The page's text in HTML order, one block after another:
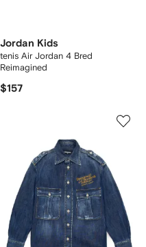
Jordan Kids
tenis Air Jordan 4 Bred
Reimagined
$157